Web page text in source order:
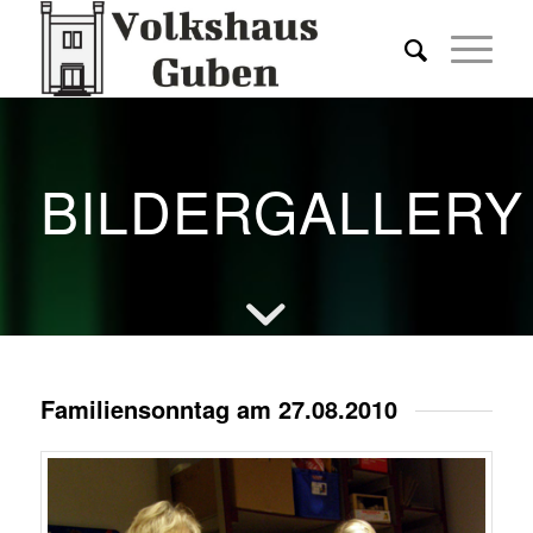
BILDERGALLERY
Familiensonntag am 27.08.2010